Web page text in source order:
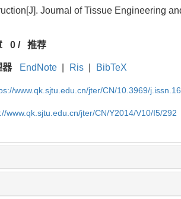
Journal of Tissue Engineering
0/ 推荐
器 EndNote Ris BibTeX
www.qk.sjtu.edu.cn/jter/CN/10.3969/
www.qk.sjtu.edu.cn/jter/CN/Y2014/V10/I5/292